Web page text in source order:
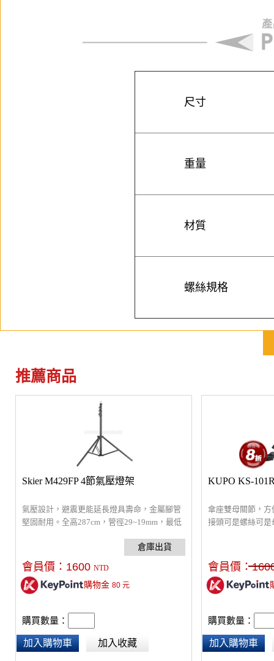
尺寸
重量
材質
螺絲規格
推薦商品
Skier M429FP 4節氣壓燈架
氣壓設計，避震更能延長燈具壽命，金屬腳管
堅固耐用。全高287cm，管徑29~19mm，最低
會員價： 1600 NTD
購物金 80元
購買數量：
加入購物車 加入收藏
KUPO KS-
傘座雙母關節，
接頭可是螺絲可
會員價：
購買數量：
加入購物車